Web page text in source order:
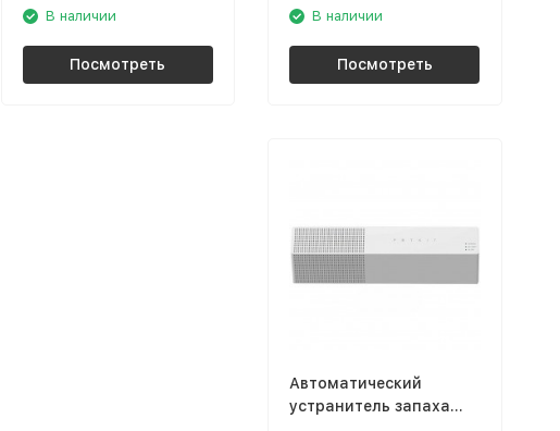
В наличии
Посмотреть
В наличии
Посмотреть
Автоматический
устранитель запаха